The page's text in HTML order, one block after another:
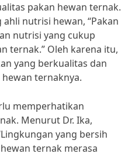
pakan hewan ternak.
nutrisi hewan, “Pakan
nutrisi yang cukup
ternak.” Oleh karena itu,
yang berkualitas dan
ternaknya.
memperhatikan
Menurut Dr. Ika,
yang bersih
ternak merasa